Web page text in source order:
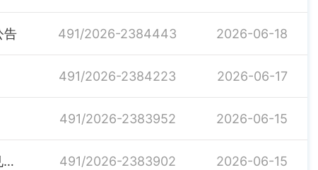
告 491/2026-2384443 2026-06-18
491/2026-2384223 2026-06-17
491/2026-2383952 2026-06-15
2026年度新增汨罗市归义镇归义初级中学为青年就业见习基地的公示 491/2026-2383902 2026-06-15